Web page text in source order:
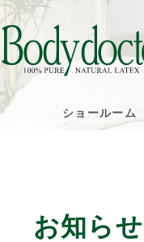
ショールーム
お知らせ